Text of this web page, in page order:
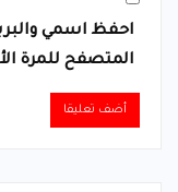
احفظ اسمي
المتصفح للمرة